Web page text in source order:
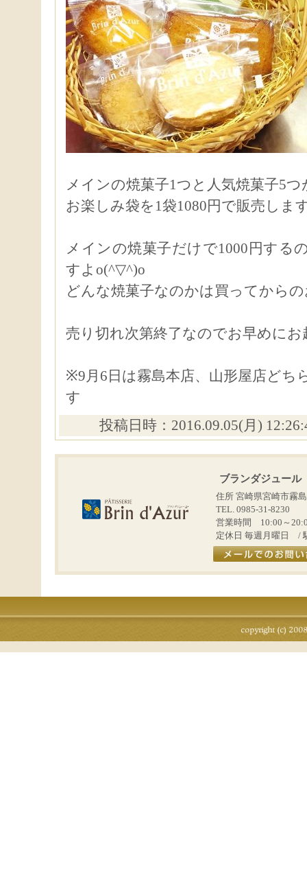
メインの焼菓子1つと人気焼菓子5つ
お楽しみ袋を1袋1080円で販売しま
メインの焼菓子だけで1000円する
すよo(^▽^)o
どんな焼菓子なのかは買ってから
売り切れ次第終了なのでお早めに
※9月6日は霧島本店、山形屋店どち
す
投稿日時：2016.09.05(月)
ブランダジュール
住所 宮崎県宮崎市霧
TEL. 0985-31-8230
営業時間 10:00～
定休日 毎週月曜日 /